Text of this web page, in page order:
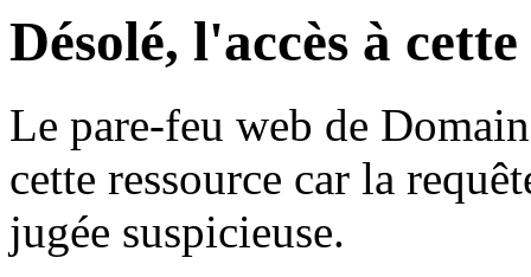
Désolé, l'accès à
Le pare-feu web de
cette ressource car la
jugée suspicieuse.